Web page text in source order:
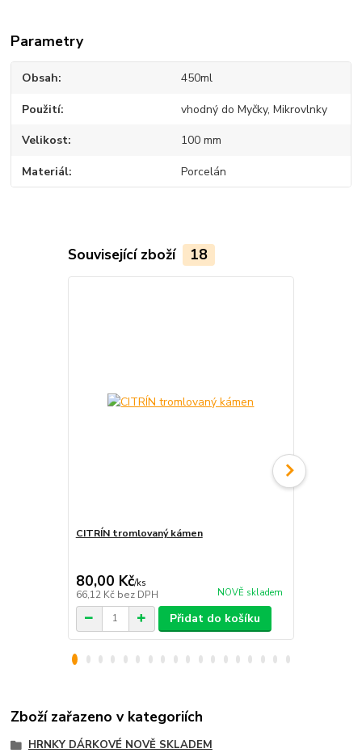
Parametry
Obsah 450ml
Použití vhodný do Myčky, Mikrovlnky
Velikost 100 mm
Materiál Porcelán
Související zboží 18
CITRÍN tromlovaný kámen
80,00 Kč/ks
66,12 Kč bez DPH NOVĚ skladem
Přidat do košíku
Zboží zařazeno v kategoriích
HRNKY DÁRKOVÉ NOVĚ SKLADEM